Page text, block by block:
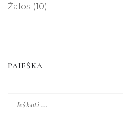
Žalos (10)
PAIEŠKA
Ieškoti: